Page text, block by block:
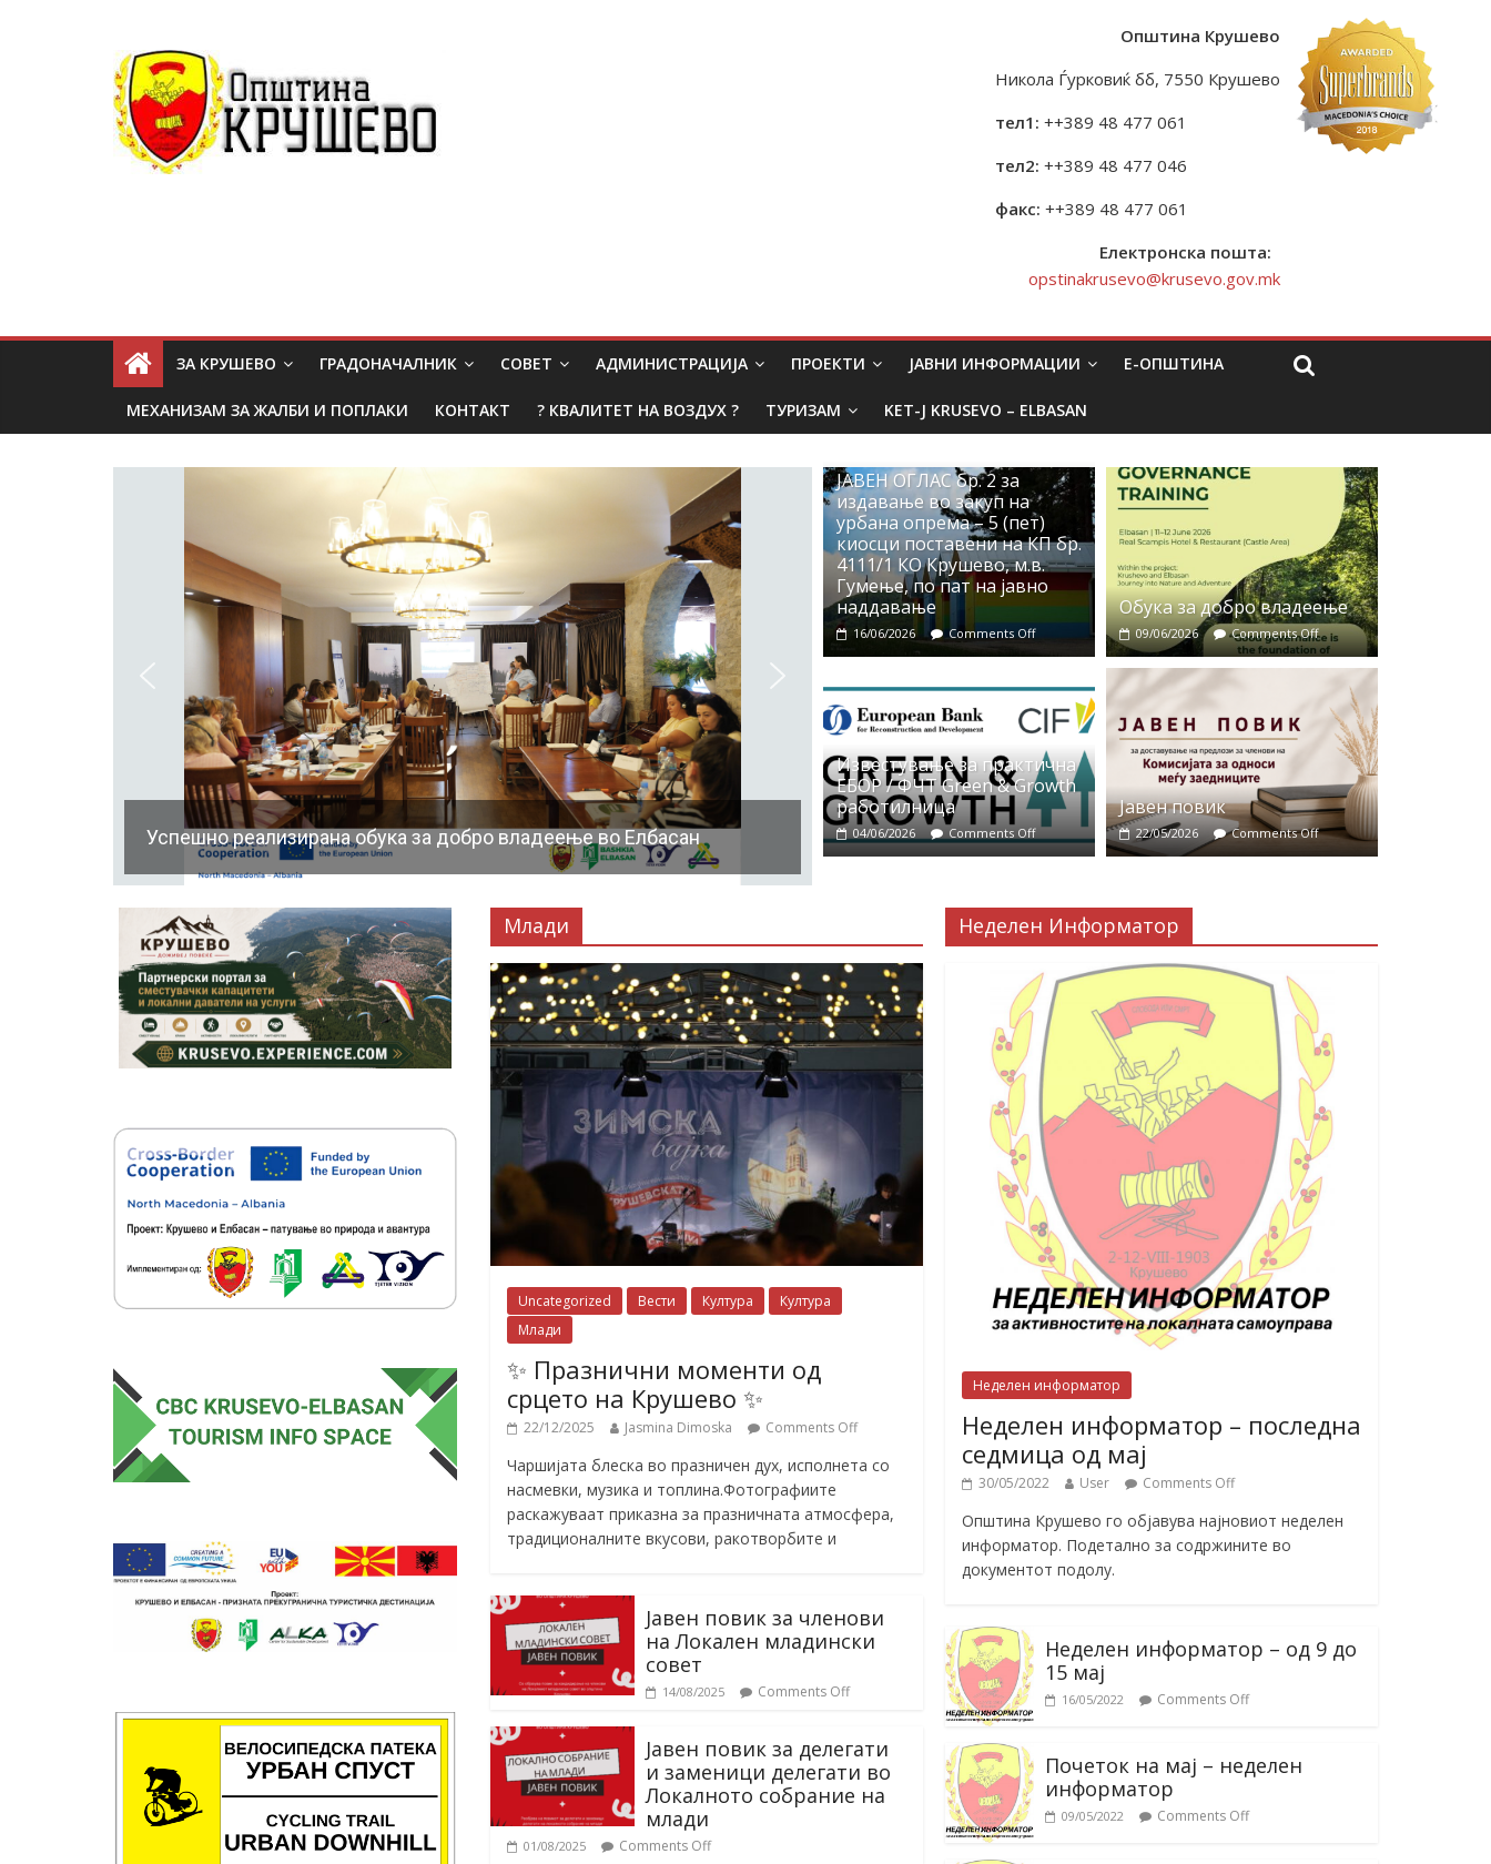
Општина Крушево
Никола Ѓурковиќ бб, 7550 Крушево
тел1: ++389 48 477 061
тел2: ++389 48 477 046
факс: ++389 48 477 061
Електронска пошта:
opstinakrusevo@krusevo.gov.mk
ЗА КРУШЕВО ГРАДОНАЧАЛНИК СОВЕТ АДМИНИСТРАЦИЈА ПРОЕКТИ ЈАВНИ ИНФОРМАЦИИ Е-ОПШТИНА
МЕХАНИЗАМ ЗА ЖАЛБИ И ПОПЛАКИ КОНТАКТ ? КВАЛИТЕТ НА ВОЗДУХ ? ТУРИЗАМ KET-J KRUSEVO – ELBASAN
Успешно реализирана обука за добро владеење во Елбасан
ЈАВЕН ОГЛАС бр. 2 за
издавање во закуп на
урбана опрема – 5 (пет)
киосци поставени на КП бр.
4111/1 КО Крушево, м.в.
Гумење, по пат на јавно
наддавање
16/06/2026 Comments Off
Обука за добро владеење
09/06/2026 Comments Off
Известување за практична
ЕБОР / ФЧТ Green & Growth
работилница
04/06/2026 Comments Off
Јавен повик
22/05/2026 Comments Off
Млади
Uncategorized Вести Култура
Култура
Млади
✨ Празнични моменти од
срцето на Крушево ✨
22/12/2025 Jasmina Dimoska Comments Off
Чаршијата блеска во празничен дух, исполнета со
насмевки, музика и топлина.Фотографиите
раскажуваат приказна за празничната атмосфера,
традиционалните вкусови, ракотворбите и
Јавен повик за членови
на Локален младински
совет
14/08/2025 Comments Off
Јавен повик за делегати
и заменици делегати во
Локалното собрание на
млади
01/08/2025 Comments Off
Неделен Информатор
Неделен информатор
Неделен информатор – последна
седмица од мај
30/05/2022 User Comments Off
Општина Крушево го објавува најновиот неделен
информатор. Подетално за содржините во
документот подолу.
Неделен информатор – од 9 до
15 мај
16/05/2022 Comments Off
Почеток на мај – неделен
информатор
09/05/2022 Comments Off